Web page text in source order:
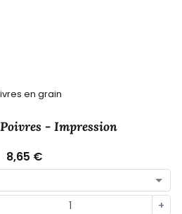
en grain
- Impression
8,65 €
+